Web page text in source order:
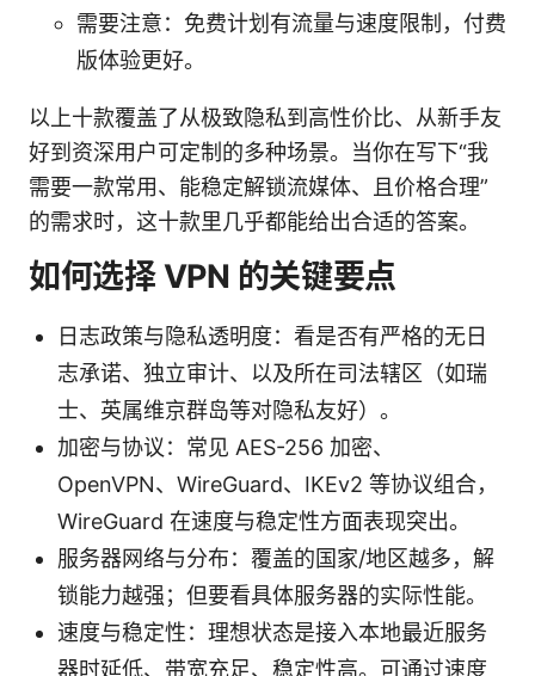
需要注意：免费计划有流量与速度限制，付费
版体验更好。
以上十款覆盖了从极致隐私到高性价比、从新手友
好到资深用户可定制的多种场景。当你在写下“我
需要一款常用、能稳定解锁流媒体、且价格合理”
的需求时，这十款里几乎都能给出合适的答案。
如何选择 VPN 的关键要点
日志政策与隐私透明度：看是否有严格的无日
志承诺、独立审计、以及所在司法辖区（如瑞
士、英属维京群岛等对隐私友好）。
加密与协议：常见 AES-256 加密、
OpenVPN、WireGuard、IKEv2 等协议组合，
WireGuard 在速度与稳定性方面表现突出。
服务器网络与分布：覆盖的国家/地区越多，解
锁能力越强；但要看具体服务器的实际性能。
速度与稳定性：理想状态是接入本地最近服务
器时延低、带宽充足、稳定性高。可通过速度